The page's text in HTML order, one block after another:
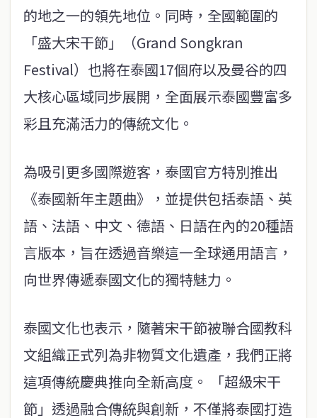
的地之一的領先地位。同時，全國範圍的
「盛大宋干節」（Grand Songkran
Festival）也將在泰國17個府以及曼谷的四
大核心區域同步展開，全面展示泰國豐富多
彩且充滿活力的傳統文化。
為吸引更多國際遊客，泰國官方特別推出
《泰國新年主題曲》，並提供包括泰語、英
語、法語、中文、德語、日語在內的20種語
言版本，旨在透過音樂這一全球通用語言，
向世界傳遞泰國文化的獨特魅力。
泰國文化也表示，隨著宋干節被聯合國教科
文組織正式列為非物質文化遺產，我們正將
這項傳統慶典推向全新高度。 「超級宋干
節」透過融合傳統與創新，不僅將泰國打造